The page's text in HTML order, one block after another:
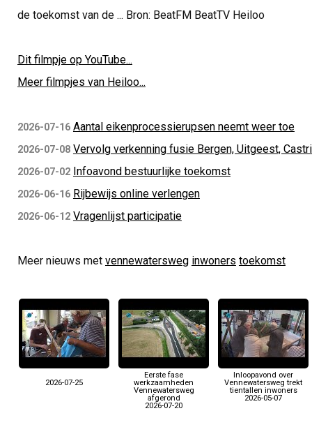
de toekomst van de ... Bron: BeatFM BeatTV Heiloo
Dit filmpje op YouTube...
Meer filmpjes van Heiloo...
2026-07-16 Aantal eikenprocessierupsen neemt weer toe
2026-07-08 Vervolg verkenning fusie Bergen, Uitgeest,
2026-07-02 Infoavond bestuurlijke toekomst
2026-06-16 Rijbewijs online verlengen
2026-06-12 Vragenlijst participatie
Meer nieuws met vennewatersweg inwoners toekomst
2026-07-25
Eerste fase
werkzaamheden
Vennewatersweg
afgerond
2026-07-20
Inloopavond over
Vennewatersweg trekt
tientallen inwoners
2026-05-07